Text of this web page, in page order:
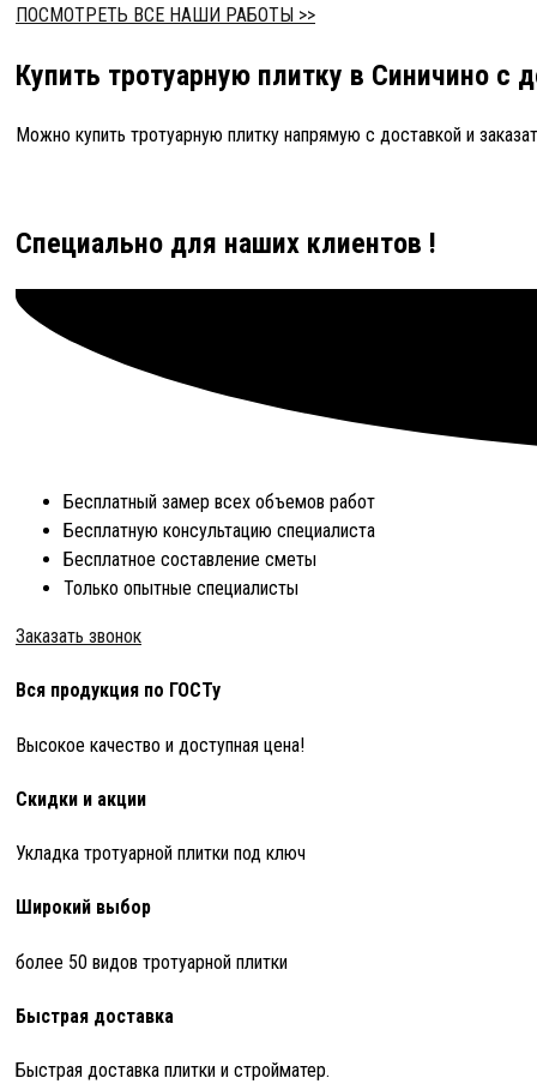
ПОСМОТРЕТЬ ВСЕ НАШИ РАБОТЫ >>
Купить тротуарную плитку в Синичино с
Можно купить тротуарную плитку напрямую с доставкой и
Специально для наших клиентов !
Бесплатный замер всех объемов работ
Бесплатную консультацию специалиста
Бесплатное составление сметы
Только опытные специалисты
Заказать звонок
Вся продукция по ГОСТу
Высокое качество и доступная цена!
Скидки и акции
Укладка тротуарной плитки под ключ
Широкий выбор
более 50 видов тротуарной плитки
Быстрая доставка
Быстрая доставка плитки и стройматер.